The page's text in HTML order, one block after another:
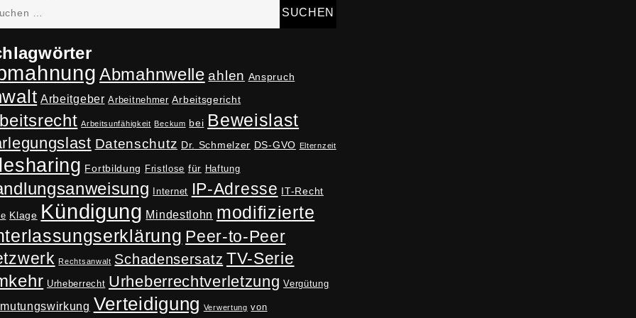
Abmahnwelle ahlen Anspruch
Arbeitgeber Arbeitnehmer Arbeitsgericht
Arbeitsunfähigkeit Beckum bei Beweislast
Datenschutz Dr. Schmelzer DS-GVO Elternzeit
Fortbildung Fristlose für Haftung
Internet IP-Adresse IT-Recht
Klage Kündigung Mindestlohn modifizierte
Peer-to-Peer
Rechtsanwalt Schadensersatz TV-Serie
Urheberrecht Urheberrechtverletzung Vergütung
Verteidigung Verwertung von